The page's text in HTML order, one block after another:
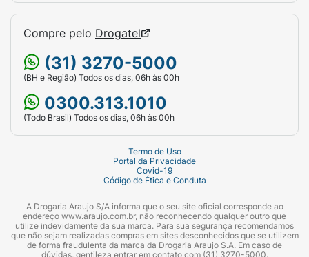
Compre pelo Drogatel
(31) 3270-5000
(BH e Região) Todos os dias, 06h às 00h
0300.313.1010
(Todo Brasil) Todos os dias, 06h às 00h
Termo de Uso
Portal da Privacidade
Covid-19
Código de Ética e Conduta
A Drogaria Araujo S/A informa que o seu site oficial corresponde ao
endereço www.araujo.com.br, não reconhecendo qualquer outro que
utilize indevidamente da sua marca. Para sua segurança recomendamos
que não sejam realizadas compras em sites desconhecidos que se utilizem
de forma fraudulenta da marca da Drogaria Araujo S.A. Em caso de
dúvidas, gentileza entrar em contato com (31) 3270-5000.